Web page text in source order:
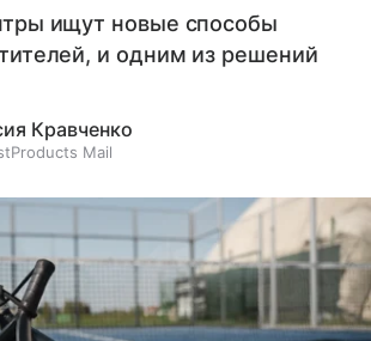
ищут новые способы
и одним из решений
Кравченко
Mail